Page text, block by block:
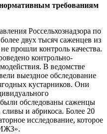
требованиям
Россельхознадзора по
двух тысяч саженцев из
прошли контроль качества.
контрольно-
В ведомстве
выездное обследование
кустарников. Они
обследованы саженцы
и абрикоса. Более 20
исследование, которое